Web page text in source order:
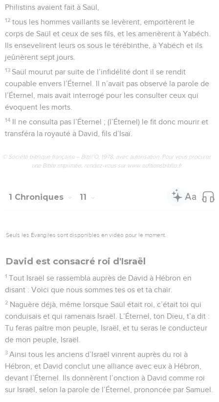
Philistins avaient fait à Saül,
12 tous les hommes vaillants se levèrent, emportèrent le
corps de Saül et ceux de ses fils, et les amenèrent à Yabéch.
Ils ensevelirent leurs os sous le térébinthe, à Yabéch et ils
jeûnèrent sept jours.
13 Saül mourut par suite de l’infidélité dont il se rendit
coupable envers l’Éternel. Il n’avait pas observé la parole de
l’Éternel, mais avait interrogé pour les consulter ceux qui
évoquent les morts.
14 Il ne consulta pas l’Éternel ; (l’Éternel) le fit donc mourir et
transféra la royauté à David, fils d’Isaï.
© Société biblique française – Bibli’O, 1978, avec autorisation. Pour vous procurer
une Bible imprimée, rendez-vous sur www.editionsbiblio.fr
1 Chroniques 11
Seuls les Évangiles sont disponibles en vidéo pour le moment.
David est consacré roi d'Israël
1 Tout Israël se rassembla auprès de David à Hébron en
disant : Voici que nous sommes tes os et ta chair.
2 Naguère déjà, même lorsque Saül était roi, c’était toi qui
conduisais et qui ramenais Israël. L’Éternel, ton Dieu, t’a dit :
Tu feras paître mon peuple, Israël, et tu seras le conducteur
de mon peuple, Israël.
3 Ainsi tous les anciens d’Israël vinrent auprès du roi à
Hébron, et David conclut une alliance avec eux à Hébron,
devant l’Éternel. Ils donnèrent l’onction à David comme roi
sur Israël, selon la parole de l’Éternel, prononcée par Samuel.